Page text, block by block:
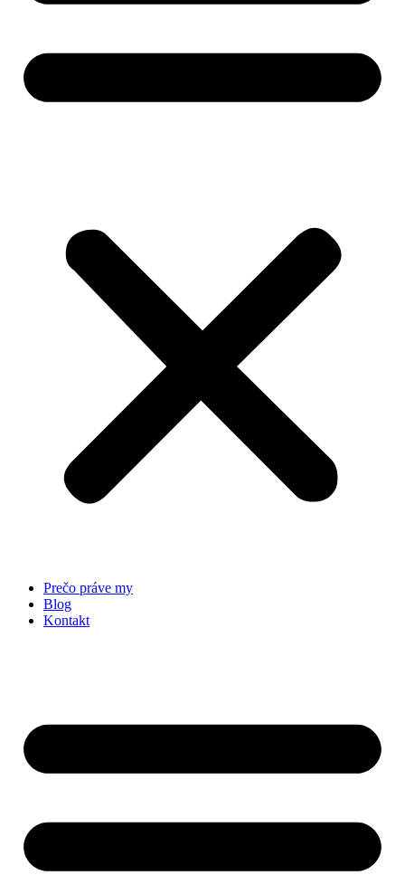
Prečo práve my
Blog
Kontakt